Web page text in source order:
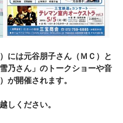
には元谷朋子さん（ＭＣ）と
乃さん」のトークショーや音
が開催されます。
しください。